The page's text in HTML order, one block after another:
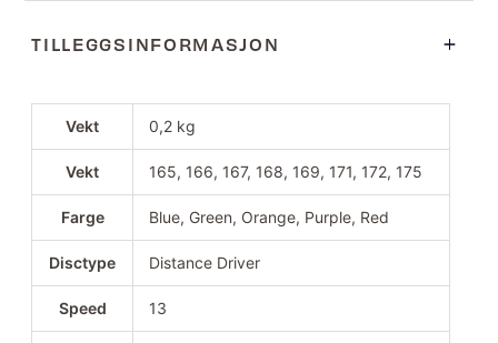
TILLEGGSINFORMASJON
Vekt 0,2 kg
Vekt 165, 166, 167, 168, 169, 171, 172, 175
Farge Blue, Green, Orange, Purple, Red
Disctype Distance Driver
Speed 13